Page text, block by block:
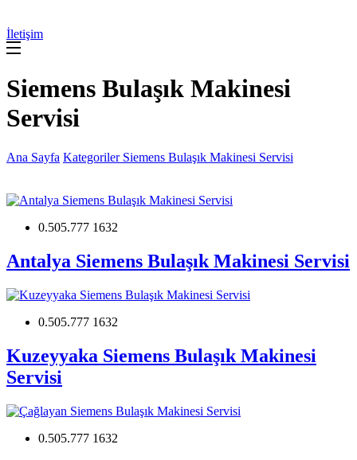
İletişim
Siemens Bulaşık Makinesi
Servisi
Ana Sayfa Kategoriler Siemens Bulaşık Makinesi Servisi
0.505.777 1632
Antalya Siemens Bulaşık Makinesi Servisi
0.505.777 1632
Kuzeyyaka Siemens Bulaşık Makinesi
Servisi
0.505.777 1632